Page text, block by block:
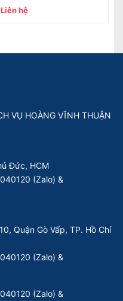
Liên hệ
VỤ HOÀNG VĨNH THUẬN
Đức, HCM
(Zalo) &
Quận Gò Vấp, TP. Hồ Chí
(Zalo) &
(Zalo) &